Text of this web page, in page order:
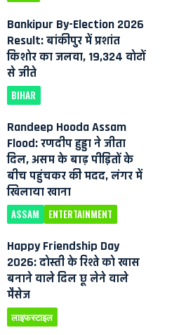
Bankipur By-Election 2026
Result: बांकीपुर में प्रशांत
किशोर का जलवा, 19,324 वोटों
से जीते
BIHAR
Randeep Hooda Assam
Flood: रणदीप हुड्डा ने जीता
दिल, असम के बाढ़ पीड़ितों के
बीच पहुंचकर की मदद, लंगर में
खिलाया खाना
ASSAM ENTERTAINMENT
Happy Friendship Day
2026: दोस्ती के रिश्ते को खास
बनाने वाले दिल छू लेने वाले
मैसेज
लाइफस्टाइल